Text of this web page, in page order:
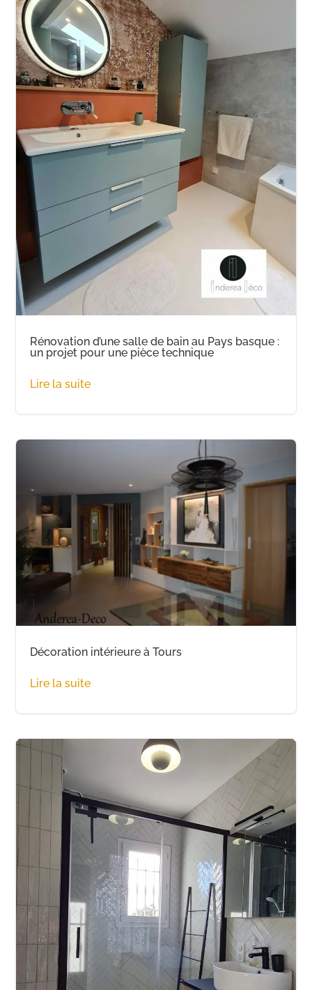
Rénovation d’une salle de bain au Pays basque :
un projet pour une pièce technique
Lire la suite
Décoration intérieure à Tours
Lire la suite